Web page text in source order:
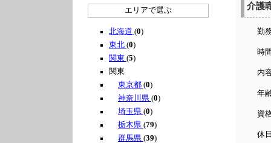
エリアで選ぶ
北海道 (0)
東北 (0)
関東 (5)
関東
東京都 (0)
神奈川県 (0)
埼玉県 (0)
栃木県 (79)
群馬県 (39)
介護
勤
時
内
年
資
休